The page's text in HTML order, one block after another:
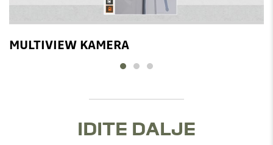
MULTIVIEW KAMERA
IDITE DALJE